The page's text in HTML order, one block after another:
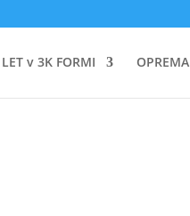
v 3K FORMI OPREMA